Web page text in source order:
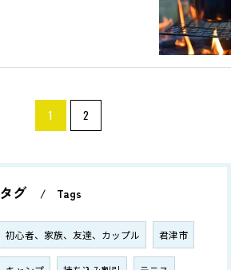
1 2
タグ Tags
初心者、家族、友達、カップル 君津市